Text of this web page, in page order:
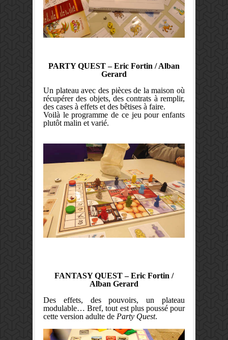
PARTY QUEST – Eric Fortin / Alban
Gerard
Un plateau avec des pièces de la maison où
récupérer des objets, des contrats à remplir,
des cases à effets et des bêtises à faire.
Voilà le programme de ce jeu pour enfants
plutôt malin et varié.
FANTASY QUEST– Eric Fortin /
Alban Gerard
Des effets, des pouvoirs, un plateau
modulable… Bref, tout est plus poussé pour
cette version adulte de Party Quest.